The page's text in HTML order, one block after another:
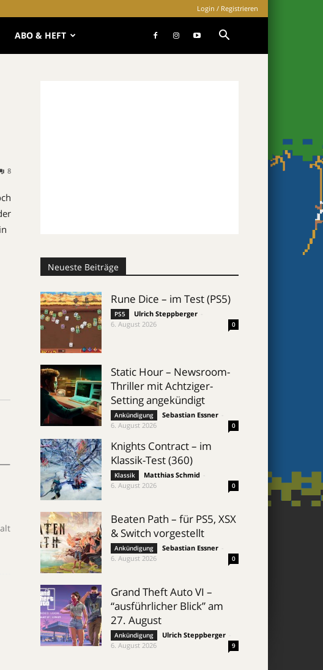
Login / Registrieren
ABO & HEFT
8
Neueste Beiträge
Rune Dice – im Test (PS5)
PS5 Ulrich Steppberger
6. August 2026
0
Static Hour – Newsroom-
Thriller mit Achtziger-
Setting angekündigt
Ankündigung Sebastian Essner
6. August 2026
0
Knights Contract – im
Klassik-Test (360)
Klassik Matthias Schmid
6. August 2026
0
Beaten Path – für PS5, XSX
& Switch vorgestellt
Ankündigung Sebastian Essner
6. August 2026
0
Grand Theft Auto VI –
“ausführlicher Blick” am
27. August
Ankündigung Ulrich Steppberger
6. August 2026
9